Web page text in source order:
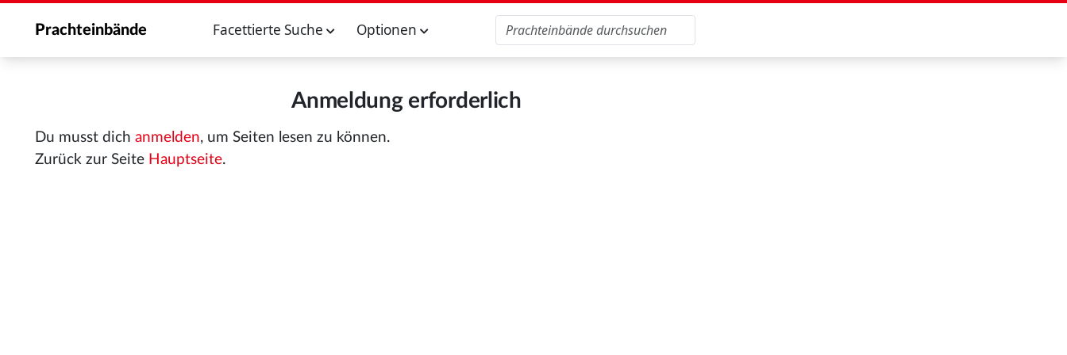
Prachteinbände Facettierte Suche Optionen
Anmeldung erforderlich
Du musst dich anmelden, um Seiten lesen zu können.
Zurück zur Seite Hauptseite.